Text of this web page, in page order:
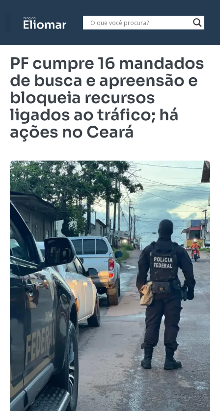
PF cumpre 16 mandados
de busca e apreensão e
bloqueia recursos
ligados ao tráfico; há
ações no Ceará